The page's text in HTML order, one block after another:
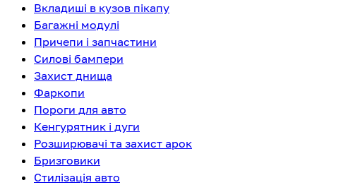
Вкладиші в кузов пікапу
Багажні модулі
Причепи і запчастини
Силові бампери
Захист днища
Фаркопи
Пороги для авто
Кенгурятник і дуги
Розширювачі та захист арок
Бризговики
Стилізація авто